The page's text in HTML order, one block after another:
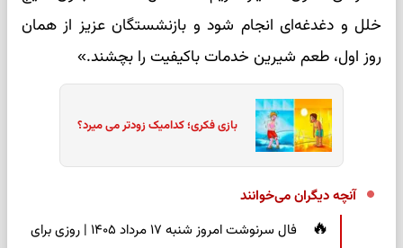
خلل و دغدغه‌ای انجام شود و بازنشستگان عزیز از همان
روز اول، طعم شیرین خدمات باکیفیت را بچشند.»
بازی فکری؛ کدامیک زودتر می میرد؟
آنچه دیگران می‌خوانند
فال سرنوشت امروز شنبه ۱۷ مرداد ۱۴۰۵ | روزی برای